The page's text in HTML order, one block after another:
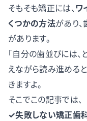
そもそも矯正には、 ワ
くつかの方法があり
があります。
「自分の歯並びには、
えながら読み進める
きますよ。
そこでこの記事では、
✓失敗しない矯正歯